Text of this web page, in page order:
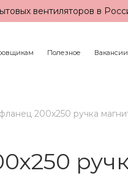
вентиляторов в
Полезное Вакансии
200х250 ручка